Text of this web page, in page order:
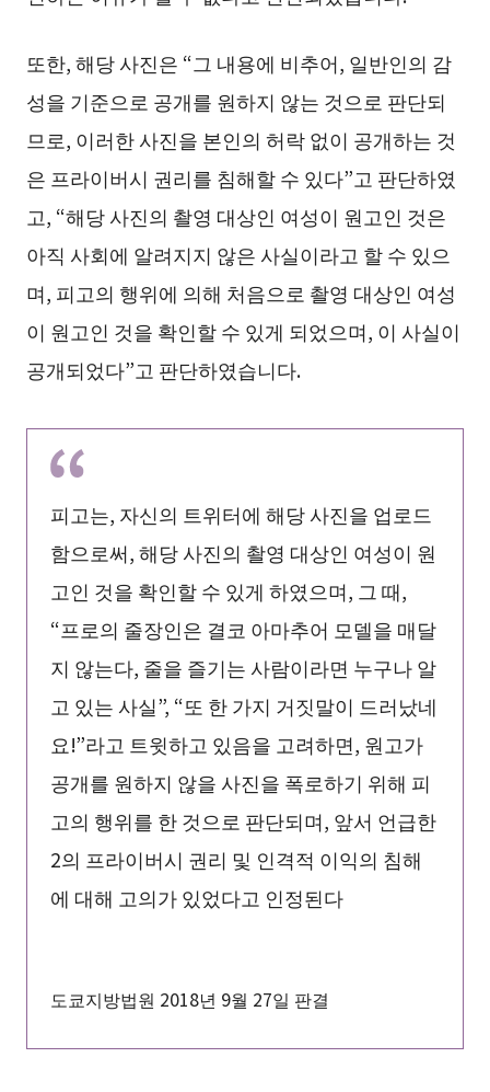
또한, 해당 사진은 “그 내용에 비추어, 일반인의 감
성을 기준으로 공개를 원하지 않는 것으로 판단되
므로, 이러한 사진을 본인의 허락 없이 공개하는 것
은 프라이버시 권리를 침해할 수 있다”고 판단하였
고, “해당 사진의 촬영 대상인 여성이 원고인 것은
아직 사회에 알려지지 않은 사실이라고 할 수 있으
며, 피고의 행위에 의해 처음으로 촬영 대상인 여성
이 원고인 것을 확인할 수 있게 되었으며, 이 사실이
공개되었다”고 판단하였습니다.
피고는, 자신의 트위터에 해당 사진을 업로드
함으로써, 해당 사진의 촬영 대상인 여성이 원
고인 것을 확인할 수 있게 하였으며, 그 때,
“프로의 줄장인은 결코 아마추어 모델을 매달
지 않는다, 줄을 즐기는 사람이라면 누구나 알
고 있는 사실”, “또 한 가지 거짓말이 드러났네
요!”라고 트윗하고 있음을 고려하면, 원고가
공개를 원하지 않을 사진을 폭로하기 위해 피
고의 행위를 한 것으로 판단되며, 앞서 언급한
2의 프라이버시 권리 및 인격적 이익의 침해
에 대해 고의가 있었다고 인정된다
도쿄지방법원 2018년 9월 27일 판결